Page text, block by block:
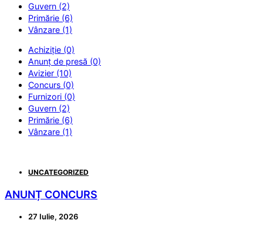
Guvern (2)
Primărie (6)
Vânzare (1)
Achiziție (0)
Anunț de presă (0)
Avizier (10)
Concurs (0)
Furnizori (0)
Guvern (2)
Primărie (6)
Vânzare (1)
UNCATEGORIZED
ANUNȚ CONCURS
27 Iulie, 2026